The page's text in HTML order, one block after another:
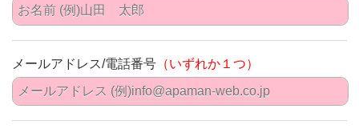
メールアドレス/電話番号 （いずれか１つ）